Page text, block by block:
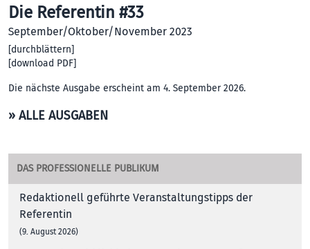
Die Referentin #33
September/Oktober/November 2023
[durchblättern]
[download PDF]
Die nächste Ausgabe erscheint am 4. September 2026.
» ALLE AUSGABEN
DAS PROFESSIONELLE PUBLIKUM
Redaktionell geführte Veranstaltungstipps der
Referentin
(9. August 2026)